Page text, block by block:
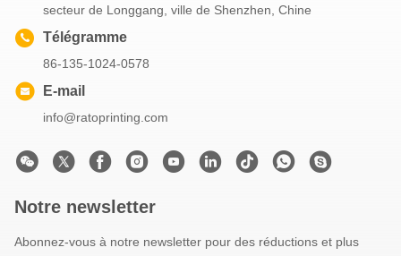
secteur de Longgang, ville de Shenzhen, Chine
Télégramme
86-135-1024-0578
E-mail
info@ratoprinting.com
Notre newsletter
Abonnez-vous à notre newsletter pour des réductions et plus